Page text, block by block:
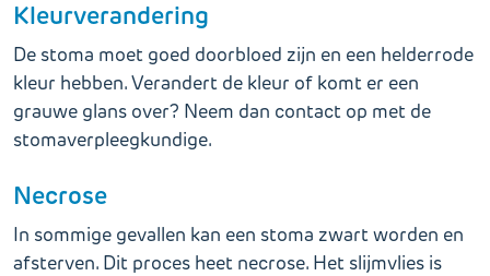
Kleurverandering
De stoma moet goed doorbloed zijn en een helderrode
kleur hebben. Verandert de kleur of komt er een
grauwe glans over? Neem dan contact op met de
stomaverpleegkundige.
Necrose
In sommige gevallen kan een stoma zwart worden en
afsterven. Dit proces heet necrose. Het slijmvlies is